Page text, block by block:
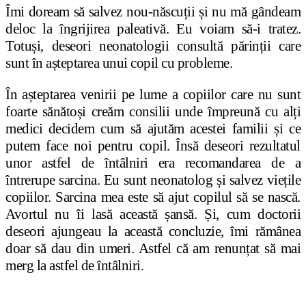
Îmi doream să salvez nou-născuțiiși nu mă gândeam
deloc la îngrijirea paleativă. Eu voiam să-i tratez.
Totuși, deseori neonatologii consultă părinții care
sunt în așteptarea unui copil cu probleme.
În așteptarea venirii pe lume a copiilor care nu sunt
foarte sănătoși creăm consilii unde împreună cu alți
medici decidem cum să ajutăm acestei familiiși ce
putem face noi pentru copil. Însă deseori rezultatul
unor astfel de întâlniri era recomandarea de a
întrerupe sarcina. Eu sunt neonatologși salvez viețile
copiilor. Sarcina mea este să ajut copilul să se nască.
Avortul nu îi lasă aceastășansă. Și, cum doctorii
deseori ajungeau la această concluzie, îmi rămânea
doar să dau din umeri. Astfel că am renunțat să mai
merg la astfel de întâlniri.